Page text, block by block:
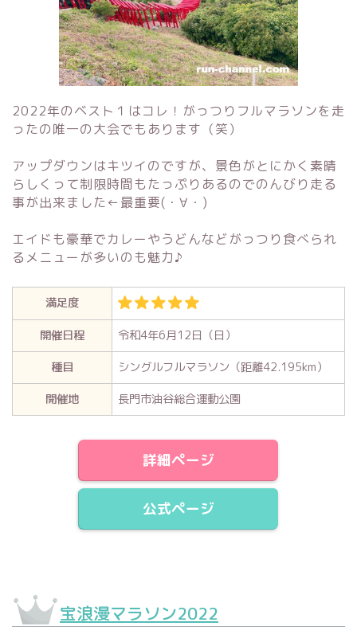
2022年のベスト１はコレ！がっつりフルマラソンを走
ったの唯一の大会でもあります（笑）
アップダウンはキツイのですが、景色がとにかく素晴
らしくって制限時間もたっぷりあるのでのんびり走る
事が出来ました←最重要(・∀・)
エイドも豪華でカレーやうどんなどがっつり食べられ
るメニューが多いのも魅力♪
満足度
開催日程
令和4年6月12日（日）
種目
シングルフルマラソン（距離42.195km）
開催地
長門市油谷総合運動公園
詳細ページ
公式ページ
宝浪漫マラソン2022